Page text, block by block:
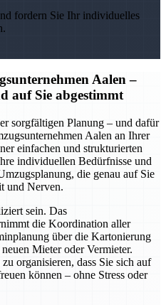
fordern Sie Ihr individuelles
Aalen –
auf Sie abgestimmt
sorgfältigen Planung – und dafür
Aalen an Ihrer
einfachen und strukturierten
individuellen Bedürfnisse und
die genau auf Sie
und Nerven.
sein. Das
die Koordination aller
über die Kartonierung
Mieter oder Vermieter.
organisieren, dass Sie sich auf
können – ohne Stress oder